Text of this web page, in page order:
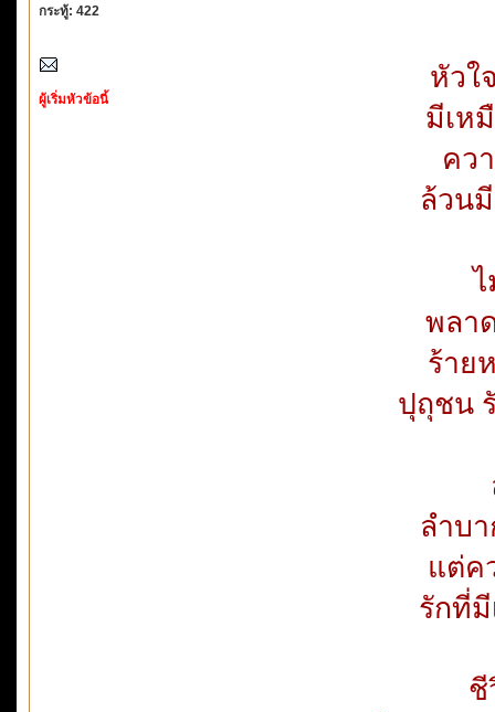
กระทู้: 422
ผู้เริ่มหัวข้อนี้
หัวใ
มีเห
คว
ล้วน
พลา
ร้าย
ปุถุชน
ลำบ
แต่ค
รักที่
ชี